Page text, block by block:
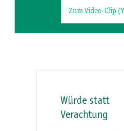
Zum Video-Clip
Würde statt
Verachtung